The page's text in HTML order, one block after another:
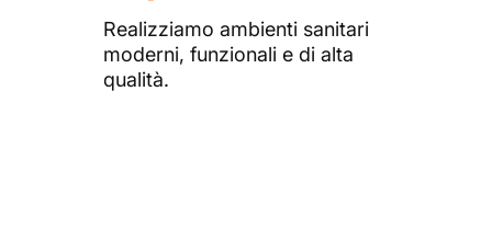
Realizziamo ambienti sanitari
moderni, funzionali e di alta
qualità.